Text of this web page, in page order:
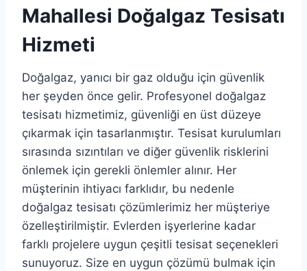
Mahallesi Doğalgaz Tesisatı
Hizmeti
Doğalgaz, yanıcı bir gaz olduğu için güvenlik
her şeyden önce gelir. Profesyonel doğalgaz
tesisatı hizmetimiz, güvenliği en üst düzeye
çıkarmak için tasarlanmıştır. Tesisat kurulumları
sırasında sızıntıları ve diğer güvenlik risklerini
önlemek için gerekli önlemler alınır. Her
müşterinin ihtiyacı farklıdır, bu nedenle
doğalgaz tesisatı çözümlerimiz her müşteriye
özelleştirilmiştir. Evlerden işyerlerine kadar
farklı projelere uygun çeşitli tesisat seçenekleri
sunuyoruz. Size en uygun çözümü bulmak için